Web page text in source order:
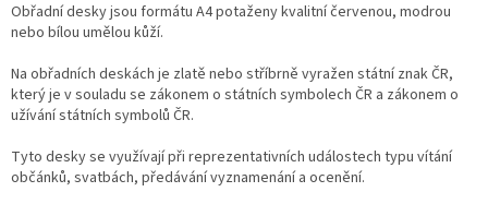
Obřadní desky jsou formátu A4 potaženy kvalitní červenou, modrou
nebo bílou umělou kůží.
Na obřadních deskách je zlatě nebo stříbrně vyražen státní znak ČR,
který je v souladu se zákonem o státních symbolech ČR a zákonem o
užívání státních symbolů ČR.
Tyto desky se využívají při reprezentativních událostech typu vítání
občánků, svatbách, předávání vyznamenání a ocenění.